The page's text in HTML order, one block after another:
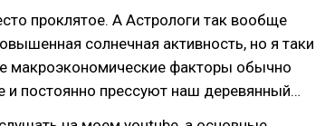
проклятое. А Астрологи так вообще
солнечная активность, но я таки
макроэкономические факторы обычно
и постоянно прессуют наш деревянный…